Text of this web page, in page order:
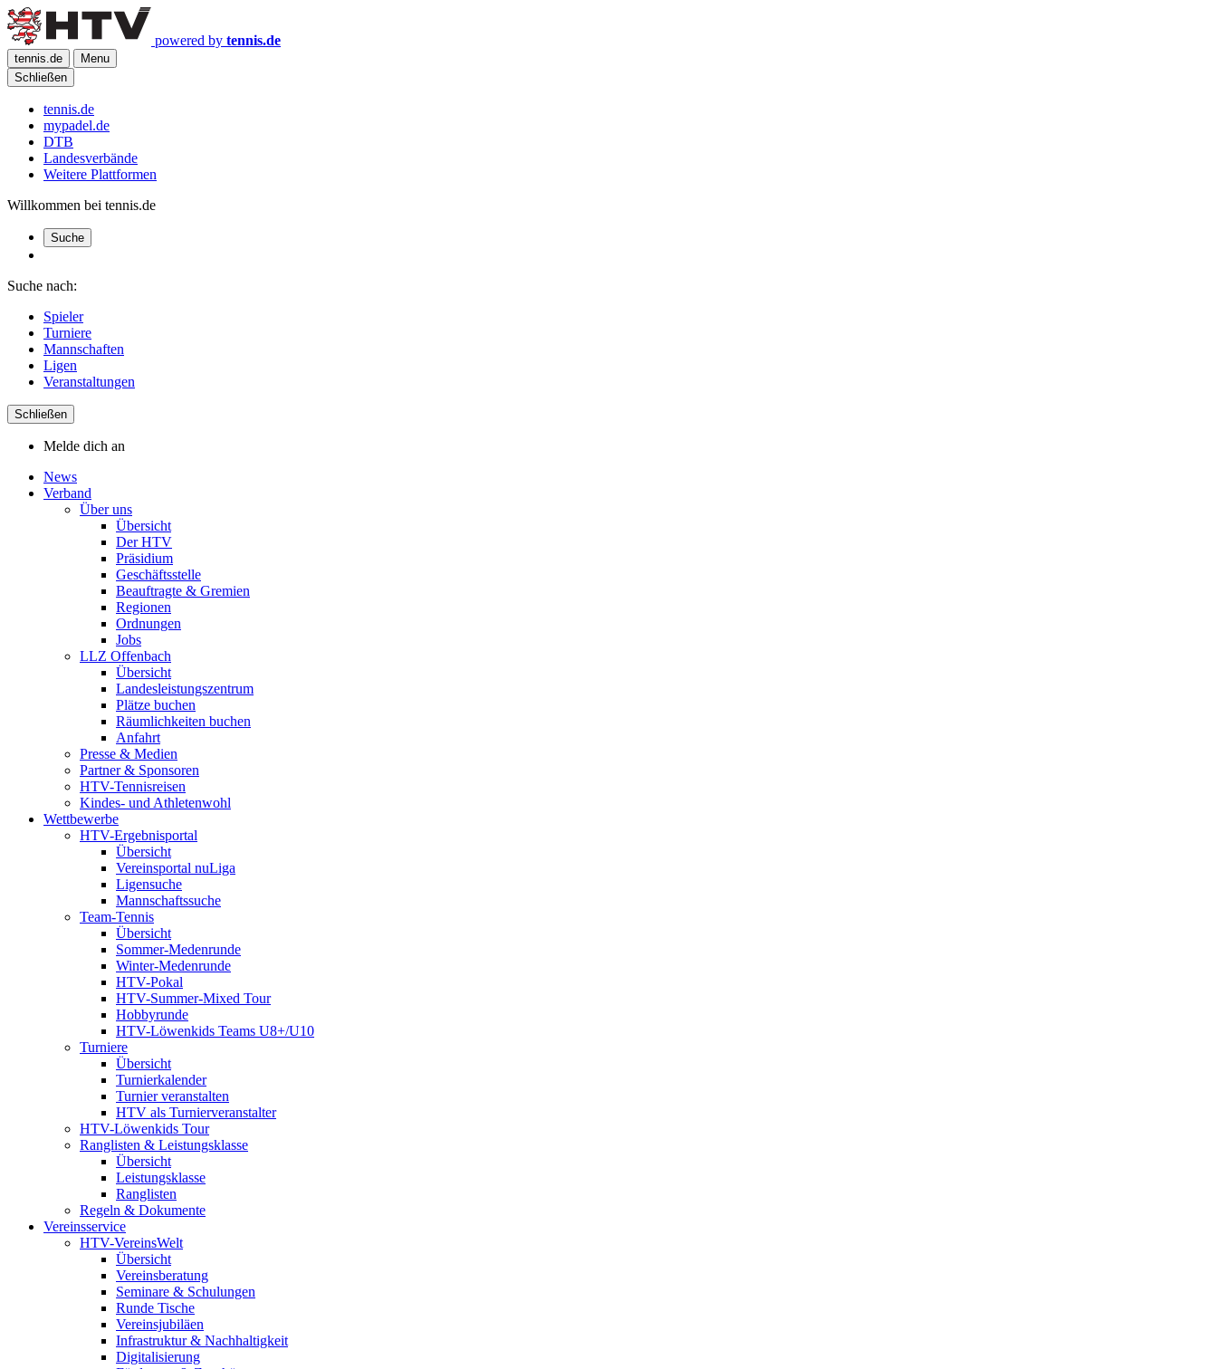
powered by tennis.de
tennis.de
Menu
Schließen
tennis.de
mypadel.de
DTB
Landesverbände
Weitere Plattformen
Willkommen bei tennis.de
Suche
Suche nach:
Spieler
Turniere
Mannschaften
Ligen
Veranstaltungen
Schließen
Melde dich an
News
Verband
Über uns
Übersicht
Der HTV
Präsidium
Geschäftsstelle
Beauftragte & Gremien
Regionen
Ordnungen
Jobs
LLZ Offenbach
Übersicht
Landesleistungszentrum
Plätze buchen
Räumlichkeiten buchen
Anfahrt
Presse & Medien
Partner & Sponsoren
HTV-Tennisreisen
Kindes- und Athletenwohl
Wettbewerbe
HTV-Ergebnisportal
Übersicht
Vereinsportal nuLiga
Ligensuche
Mannschaftssuche
Team-Tennis
Übersicht
Sommer-Medenrunde
Winter-Medenrunde
HTV-Pokal
HTV-Summer-Mixed Tour
Hobbyrunde
HTV-Löwenkids Teams U8+/U10
Turniere
Übersicht
Turnierkalender
Turnier veranstalten
HTV als Turnierveranstalter
HTV-Löwenkids Tour
Ranglisten & Leistungsklasse
Übersicht
Leistungsklasse
Ranglisten
Regeln & Dokumente
Vereinsservice
HTV-VereinsWelt
Übersicht
Vereinsberatung
Seminare & Schulungen
Runde Tische
Vereinsjubiläen
Infrastruktur & Nachhaltigkeit
Digitalisierung